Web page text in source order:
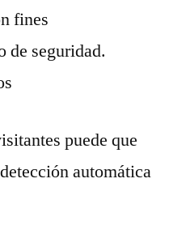
fines
de seguridad.
puede que
automática